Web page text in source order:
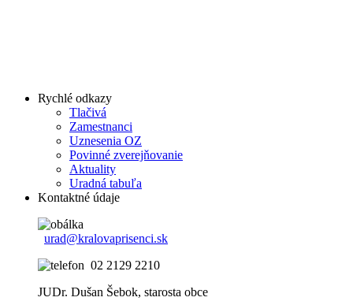
Rychlé odkazy
Tlačivá
Zamestnanci
Uznesenia OZ
Povinné zverejňovanie
Aktuality
Uradná tabuľa
Kontaktné údaje
urad@kralovaprisenci.sk
02 2129 2210
JUDr. Dušan Šebok, starosta obce